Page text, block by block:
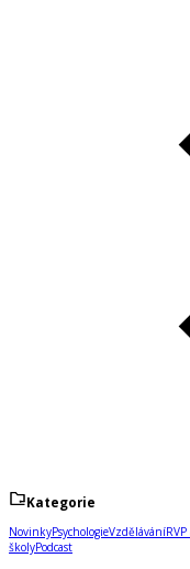
Kategorie
NovinkyPsychologieVzdělávání
školyPodcast